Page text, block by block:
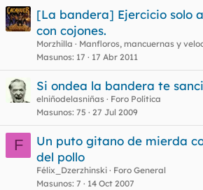
[La bandera] Ejercicio solo
con cojones.
Morzhilla
Manfloros, mancuernas y
Masunos 17 17 Abr 2011
Si ondea la bandera te
elniñodelasniñas
Foro Política
Masunos 75 27 Jul 2009
F
Un puto gitano de mierda
del pollo
Félix_Dzerzhinski
Foro General
Masunos 7 14 Oct 2007